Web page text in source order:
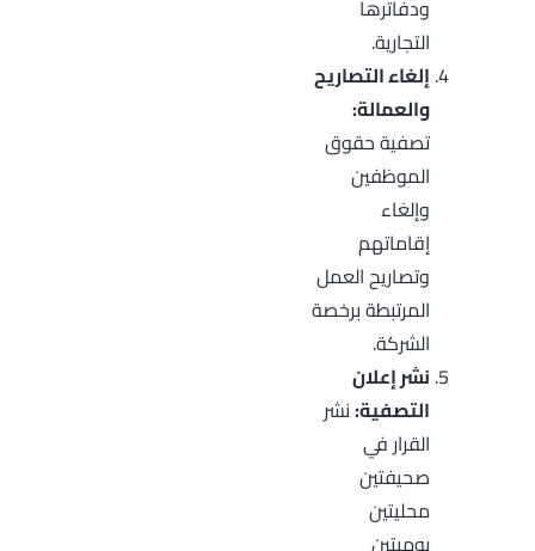
ودفاترها
التجارية.
إلغاء التصاريح
والعمالة:
تصفية حقوق
الموظفين
وإلغاء
إقاماتهم
وتصاريح العمل
المرتبطة برخصة
الشركة.
نشر إعلان
التصفية:نشر
القرار في
صحيفتين
محليتين